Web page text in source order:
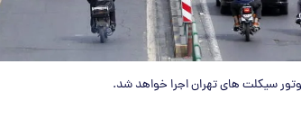
سیکلت های تهران اجرا خواهد شد.